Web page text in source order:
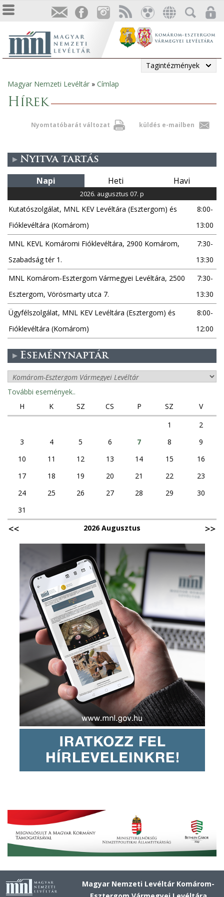
Tagintézmények
Jelenlegi
hely
Magyar Nemzeti Levéltár » Címlap
Hírek
Nyomtatóbarát változat küldés e-mailben
Nyitva tartás
Napi Heti Havi
2026. augusztus 07. p
Kutatószolgálat, MNL KEV Levéltára (Esztergom) és
Fióklevéltára (Komárom)
8:00-
13:00
MNL KEVL Komáromi Fióklevéltára, 2900 Komárom,
Szabadság tér 1.
7:30-
13:30
MNL Komárom-Esztergom Vármegyei Levéltára, 2500
Esztergom, Vörösmarty utca 7.
7:30-
13:30
Ügyfélszolgálat, MNL KEV Levéltára (Esztergom) és
Fióklevéltára (Komárom)
8:00-
12:00
Eseménynaptár
További események..
H
K SZ CS P SZ
V
1
2
3
4 5 6 7 8
9
10
11 12 13 14 15
16
17
18 19 20 21 22
23
24
25 26 27 28 29
30
31
2026 Augusztus
Magyar Nemzeti Levéltár Komárom-